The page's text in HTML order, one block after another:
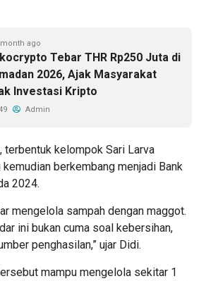
ago
Tebar THR Rp250 Juta di
2026, Ajak Masyarakat
Investasi Kripto
Admin
terbentuk kelompok Sari Larva
kemudian berkembang menjadi Bank
2024.
mengelola sampah dengan maggot.
ini bukan cuma soal kebersihan,
penghasilan,” ujar Didi.
mampu mengelola sekitar 1